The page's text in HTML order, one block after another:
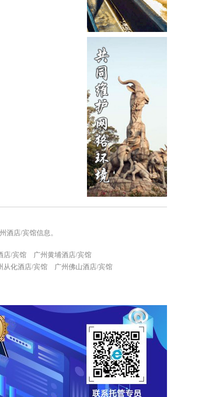
酒店/宾馆信息。
店/宾馆
广州黄埔酒店/宾馆
从化酒店/宾馆
广州佛山酒店/宾馆